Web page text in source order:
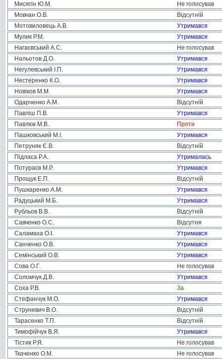
Мисягін Ю.М.
Не голосував
Мовчан О.В.
Відсутній
Мотовиловець А.В.
Утримався
Мулик Р.М.
Утримався
Нагаєвський А.С.
Не голосував
Нальотов Д.О.
Утримався
Негулевський І.П.
Утримався
Нестеренко К.О.
Утримався
Новіков М.М.
Утримався
Одарченко А.М.
Відсутній
Павліш П.В.
Утримався
Павлюк М.В.
Проти
Пашковський М.І.
Утримався
Петруняк Є.В.
Відсутній
Підласа Р.А.
Утрималась
Потураєв М.Р.
Утримався
Прощук Е.П.
Відсутній
Пушкаренко А.М.
Утримався
Радуцький М.Б.
Утримався
Рубльов В.В.
Відсутній
Савченко О.С.
Відсутня
Саламаха О.І.
Утримався
Санченко О.В.
Утримався
Семінський О.В.
Утримався
Сова О.Г.
Не голосував
Соломчук Д.В.
Утримався
Соха Р.В.
За
Стефанчук М.О.
Утримався
Струневич В.О.
Відсутній
Тарасенко Т.П.
Відсутній
Тимофійчук В.Я.
Утримався
Тістик Р.Я.
Не голосував
Ткаченко О.М.
Не голосував